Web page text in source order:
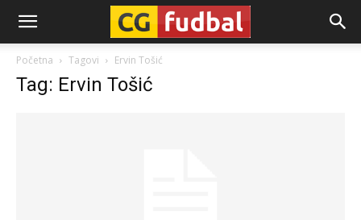
CG-
Fudbal
Početna Tagovi Ervin Tošić
Tag: Ervin Tošić